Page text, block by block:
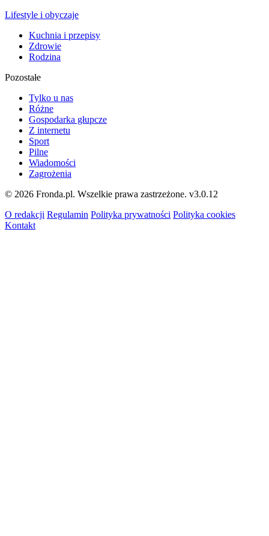
Lifestyle i obyczaje
Kuchnia i przepisy
Zdrowie
Rodzina
Pozostałe
Tylko u nas
Różne
Gospodarka głupcze
Z internetu
Sport
Pilne
Wiadomości
Zagrożenia
© 2026 Fronda.pl. Wszelkie prawa zastrzeżone. v3.0.12
O redakcji Regulamin Polityka prywatności Polityka cookies
Kontakt